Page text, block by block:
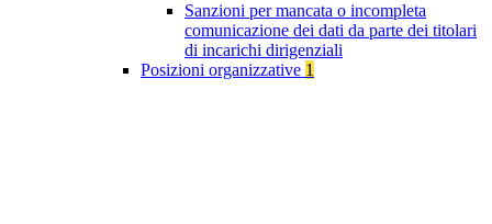
Sanzioni per mancata o incompleta
comunicazione dei dati da parte dei titolari
di incarichi dirigenziali
Posizioni organizzative 1